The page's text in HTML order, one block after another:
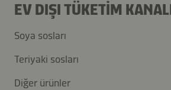
EV DIŞI TÜKETIM
Soya sosları
Teriyaki sosları
Diğer ürünler